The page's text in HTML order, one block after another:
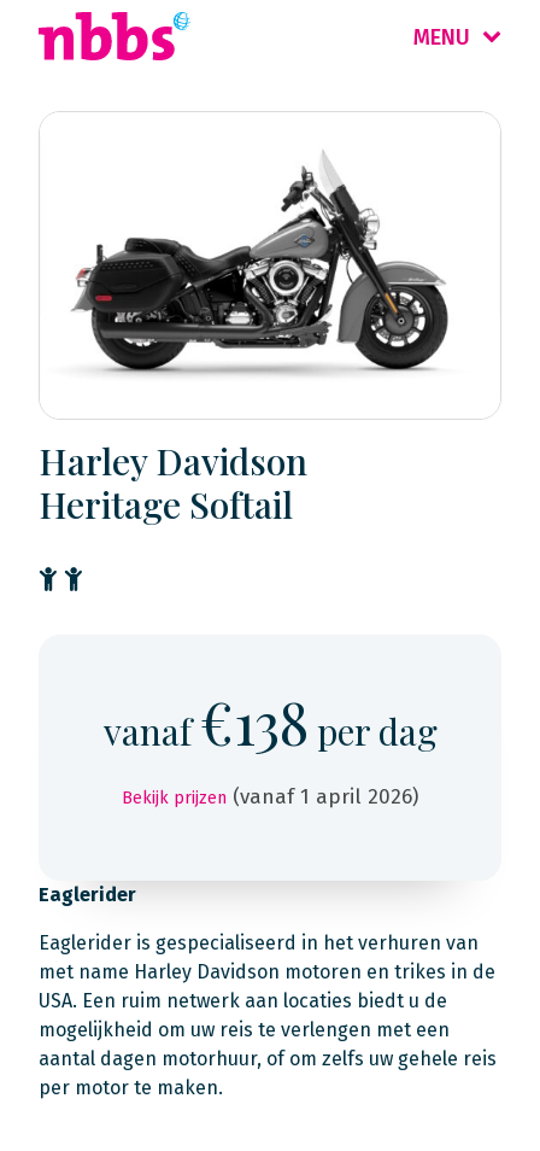
MENU
Harley Davidson
Heritage Softail
vanaf€138 per dag
Bekijk prijzen (vanaf 1 april 2026)
Eaglerider
Eaglerider is gespecialiseerd in het verhuren van
met name Harley Davidson motoren en trikes in de
USA. Een ruim netwerk aan locaties biedt u de
mogelijkheid om uw reis te verlengen met een
aantal dagen motorhuur, of om zelfs uw gehele reis
per motor te maken.